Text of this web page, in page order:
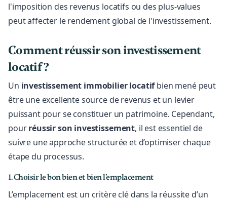
l'imposition des revenus locatifs ou des plus-values
peut affecter le rendement global de l'investissement.
Comment réussir son investissement
locatif ?
Un investissement immobilier locatifbien mené peut
être une excellente source de revenus et un levier
puissant pour se constituer un patrimoine. Cependant,
pourréussir son investissement, il est essentiel de
suivre une approche structurée et d’optimiser chaque
étape du processus.
1. Choisir le bon bien et bien l’emplacement
L’emplacement est un critère clé dans la réussite d’un